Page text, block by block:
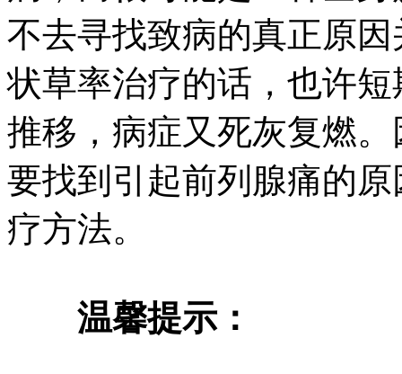
不去寻找致病的真正原
状草率治疗的话，也许
推移，病症又死灰复燃
要找到引起前列腺痛的
疗方法。
温馨提示：